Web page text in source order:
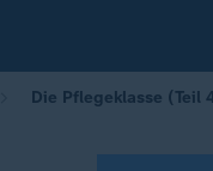
Die Pflegeklasse (Teil